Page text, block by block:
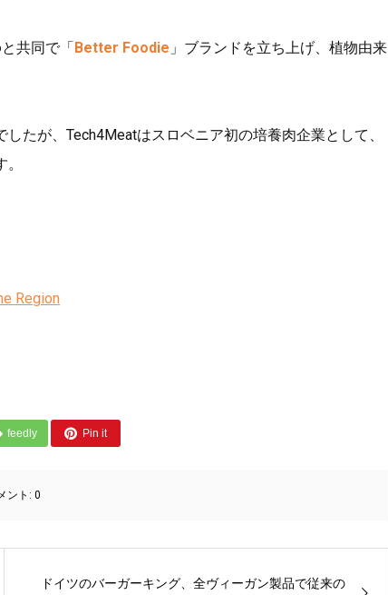
と共同で「 Better Foodie 」ブランドを立ち上げ、植物由来
たが、Tech4Meatはスロベニア初の培養肉企業として、
Region
feedly Pin it
ント: 0
ドイツのバーガーキング、全ヴィーガン製品で従来の